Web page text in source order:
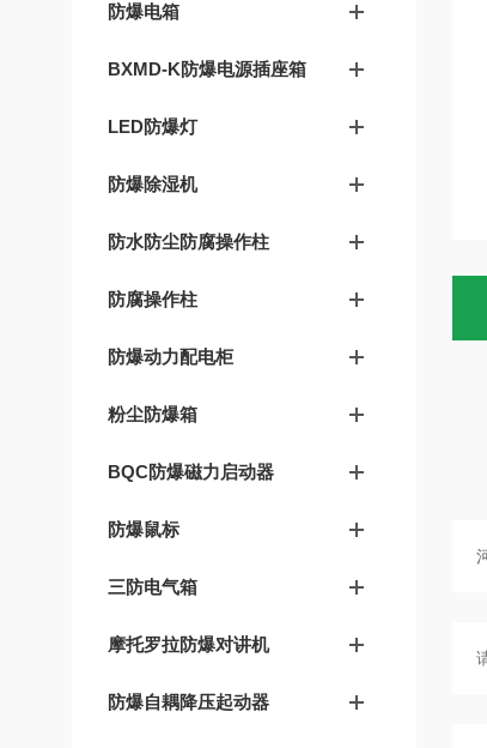
防爆电箱
BXMD-K防爆电源插座箱
LED防爆灯
防爆除湿机
防水防尘防腐操作柱
防腐操作柱
防爆动力配电柜
粉尘防爆箱
BQC防爆磁力启动器
防爆鼠标
三防电气箱
摩托罗拉防爆对讲机
防爆自耦降压起动器